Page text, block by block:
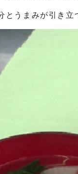
とうまみが引き立